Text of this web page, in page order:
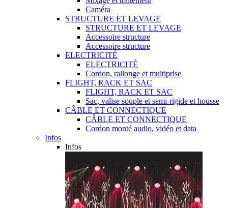
Caméra
STRUCTURE ET LEVAGE
STRUCTURE ET LEVAGE
Accessoire structure
Accessoire structure
ELECTRICITÉ
ELECTRICITÉ
Cordon, rallonge et multiprise
FLIGHT, RACK ET SAC
FLIGHT, RACK ET SAC
Sac, valise souple et semi-rigide et housse
CÂBLE ET CONNECTIQUE
CÂBLE ET CONNECTIQUE
Cordon monté audio, vidéo et data
Infos
Infos